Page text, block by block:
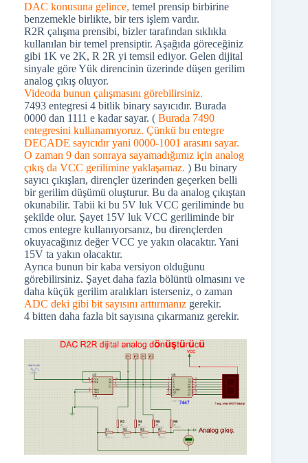
DAC konusuna gelince, temel prensip birbirine
benzemekle birlikte, bir ters işlem vardır.
R2R çalışma prensibi, bizler tarafından sıklıkla
kullanılan bir temel prensiptir. Aşağıda göreceğiniz
gibi 1K ve 2K, R 2R yi temsil ediyor. Gelen dijital
sinyale göre Yük direncinin üzerinde düşen gerilim
analog çıkış oluyor.
Videoda bunun çalışmasını görebilirsiniz.
7493 entegresi 4 bitlik binary sayıcıdır. Burada
0000 dan 1111 e kadar sayar. ( Burada 7490
entegresini kullanamıyoruz. Çünkü bu entegre
DECADE sayıcıdır yani 0000-1001 arasını sayar.
O zaman 9 dan sonraya sayamadığımız için analog
çıkış da VCC gerilimine yaklaşamaz. ) Bu binary
sayıcı çıkışları, dirençler üzerinden geçerken belli
bir gerilim düşümü oluşturur. Bu da analog çıkıştan
okunabilir. Tabii ki bu 5V luk VCC geriliminde bu
şekilde olur. Şayet 15V luk VCC geriliminde bir
cmos entegre kullanıyorsanız, bu dirençlerden
okuyacağınız değer VCC ye yakın olacaktır. Yani
15V ta yakın olacaktır.
Ayrıca bunun bir kaba versiyon olduğunu
görebilirsiniz. Şayet daha fazla bölüntü olmasını ve
daha küçük gerilim aralıkları isterseniz, o zaman
ADC deki gibi bit sayısını arttırmanız gerekir.
4 bitten daha fazla bit sayısına çıkarmanız gerekir.